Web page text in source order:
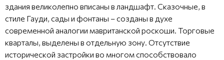
здания великолепно вписаны в ландшафт. Сказочные, в
стиле Гауди, сады и фонтаны – созданы в духе
современной аналогии мавританской роскоши. Торговые
кварталы, выделены в отдельную зону. Отсутствие
исторической застройки во многом способствовало